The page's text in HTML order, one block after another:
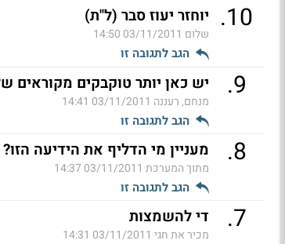
10
. יוחזר יעוז סבר (ל"ת)
שלום 03/11/2011 14:50
הגב לתגובה זו
9
. יש כאן יותר טוקבקים מקוראים
מנחם, רעננה 03/11/2011 14:41
הגב לתגובה זו
8
. מעניין מי הדליף את הידיעה הזו?
מתוך המערכת 03/11/2011 14:37
הגב לתגובה זו
7
. די להשמצות
מכיר את חגי 03/11/2011 14:31